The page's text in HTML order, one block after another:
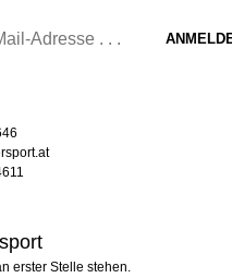
erster Stelle stehen.